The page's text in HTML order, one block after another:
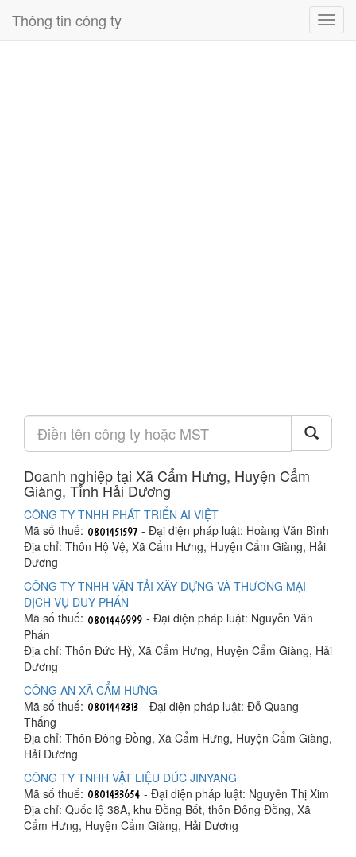
Thông tin công ty
Doanh nghiệp tại Xã Cẩm Hưng, Huyện Cẩm
Giàng, Tỉnh Hải Dương
CÔNG TY TNHH PHÁT TRIỂN AI VIỆT
Mã số thuế:
- Đại diện pháp luật: Hoàng Văn Bình
Địa chỉ: Thôn Hộ Vệ, Xã Cẩm Hưng, Huyện Cẩm Giàng, Hải
Dương
CÔNG TY TNHH VẬN TẢI XÂY DỰNG VÀ THƯƠNG MẠI
DỊCH VỤ DUY PHÁN
Mã số thuế:
- Đại diện pháp luật: Nguyễn Văn
Phán
Địa chỉ: Thôn Đức Hỷ, Xã Cẩm Hưng, Huyện Cẩm Giàng, Hải
Dương
CÔNG AN XÃ CẨM HƯNG
Mã số thuế:
- Đại diện pháp luật: Đỗ Quang
Thắng
Địa chỉ: Thôn Đông Đồng, Xã Cẩm Hưng, Huyện Cẩm Giàng,
Hải Dương
CÔNG TY TNHH VẬT LIỆU ĐÚC JINYANG
Mã số thuế:
- Đại diện pháp luật: Nguyễn Thị Xim
Địa chỉ: Quốc lộ 38A, khu Đồng Bốt, thôn Đông Đồng, Xã
Cẩm Hưng, Huyện Cẩm Giàng, Hải Dương